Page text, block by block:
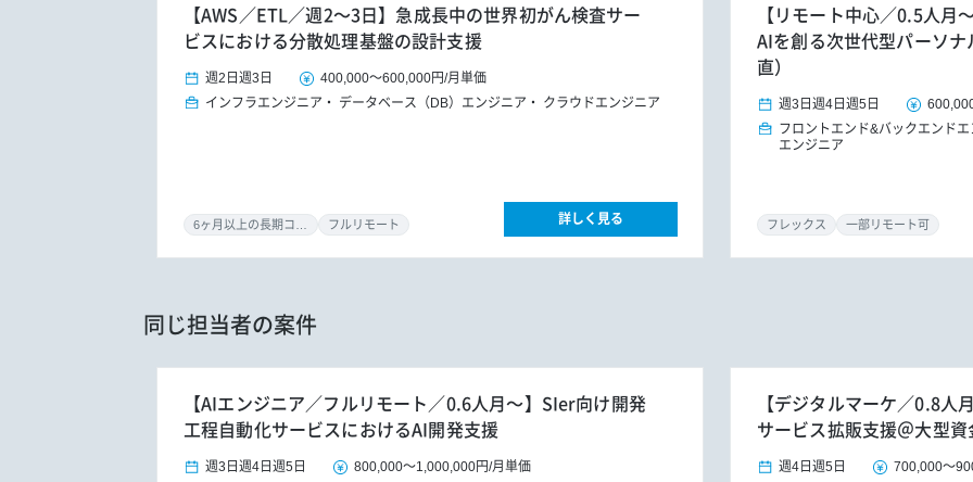
【AWS／ETL／週2～3日】急成長中の世界初がん検査サー
ビスにおける分散処理基盤の設計支援
週2日 週3日 400,000～600,000円/月単価
インフラエンジニア
データベース（DB）エンジニア クラウドエンジニア
フルリモート 詳しく見る
【リモート中心／0.5人月
AIを創る次世代型パーソ
直）
週3日 週4日 週5日
フロントエンド&バックエンド
エンジニア
フレックス 一部リモート可
同じ担当者の案件
【AIエンジニア／フルリモート／0.6人月～】SIer向け開発
工程自動化サービスにおけるAI開発支援
週3日 週4日 週5日 800,000～1,000,000円/月単価
【デジタルマーケ／0.8人
サービス拡販支援＠大型
週4日 週5日 700,000～